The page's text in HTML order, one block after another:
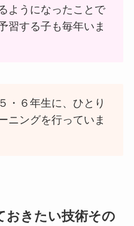
ようになったことで
習する子も毎年いま
・６年生に、ひとり
ニングを行っていま
おきたい技術その